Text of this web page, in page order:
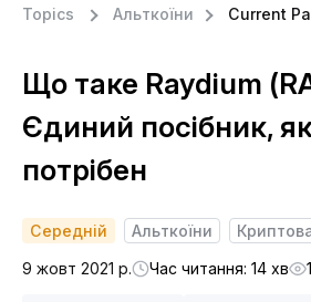
Topics Альткоїни Current
Що таке Raydium
Єдиний посібник,
потрібен
Середній Альткоїни
9 жовт 2021 р.
Час читання: 14 хв